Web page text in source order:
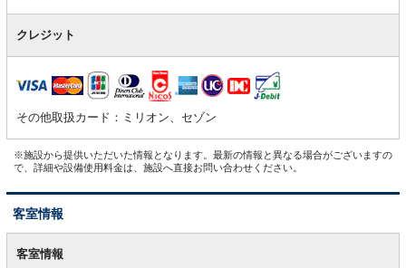
クレジット
その他取扱カード：ミリオン、セゾン
※施設から提供いただいた情報となります。最新の情報と異なる場合がございますの
で、詳細や設備使用料金は、施設へ直接お問い合わせください。
客室情報
室客室情報